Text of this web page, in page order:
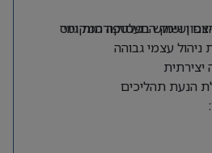
ושימוש בפלטפורמות גיוס
ושוק התעסוקה המקומי
ניהול עצמי גבוהה
יצירתית
הנעת תהליכים